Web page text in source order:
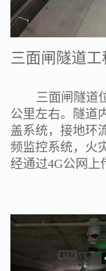
三面闸隧道
三面闸隧道
公里左右。隧道
盖系统，接地环
频监控系统，火
经通过4G公网上